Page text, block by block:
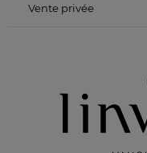
Vente privée